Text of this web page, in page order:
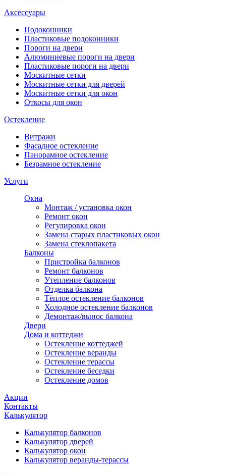
Аксессуары
Подоконники
Пластиковые подоконники
Пороги на двери
Алюминиевые пороги на двери
Пластиковые пороги на двери
Москитные сетки
Москитные сетки для дверей
Москитные сетки для окон
Откосы для окон
Остекление
Витражи
Фасадное остекление
Панорамное остекление
Безрамное остекление
Услуги
Окна
Монтаж / установка окон
Ремонт окон
Регулировка окон
Замена старых пластиковых окон
Замена стеклопакета
Балконы
Пристройка балконов
Ремонт балконов
Утепление балконов
Отделка балкона
Тёплое остекление балконов
Холодное остекление балконов
Демонтаж/вынос балкона
Двери
Дома и коттеджи
Остекление коттеджей
Остекление веранды
Остекление терассы
Остекление беседки
Остекление домов
Акции
Контакты
Калькулятор
Калькулятор балконов
Калькулятор дверей
Калькулятор окон
Калькулятор веранды-терассы